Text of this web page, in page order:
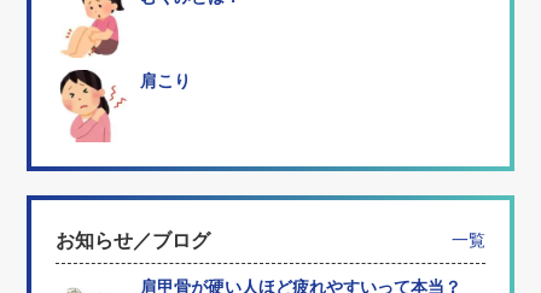
肩こり
お知らせ／ブログ 一覧
肩甲骨が硬い人ほど疲れやすいって本当？